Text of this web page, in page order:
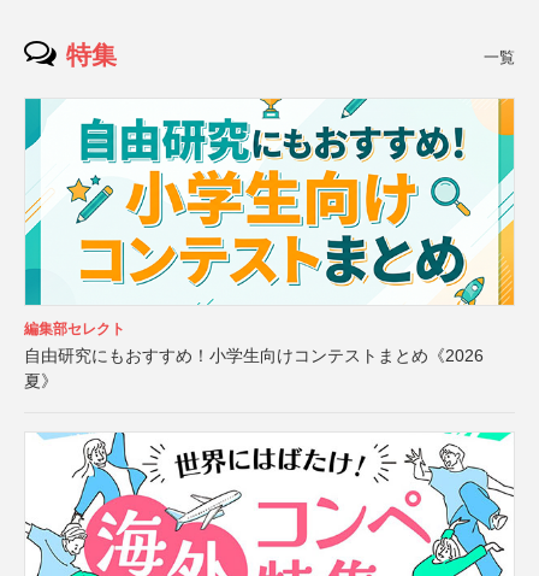
特集 一覧
編集部セレクト
自由研究にもおすすめ！小学生向けコンテストまとめ《2026
夏》